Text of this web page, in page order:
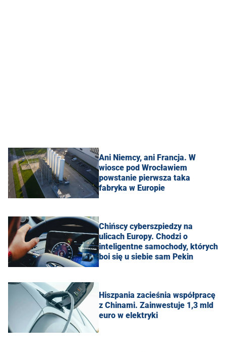
Ani Niemcy, ani Francja. W
wiosce pod Wrocławiem
powstanie pierwsza taka
fabryka w Europie
Chińscy cyberszpiedzy na
ulicach Europy. Chodzi o
inteligentne samochody, których
boi się u siebie sam Pekin
Hiszpania zacieśnia współpracę
z Chinami. Zainwestuje 1,3 mld
euro w elektryki